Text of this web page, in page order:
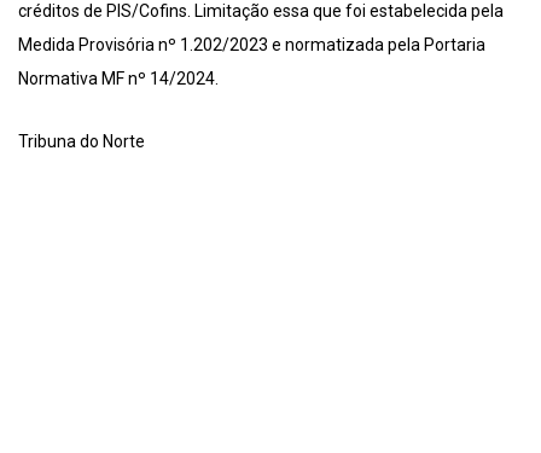
créditos de PIS/Cofins. Limitação essa que foi estabelecida pela
Medida Provisória nº 1.202/2023 e normatizada pela Portaria
Normativa MF nº 14/2024.
Tribuna do Norte